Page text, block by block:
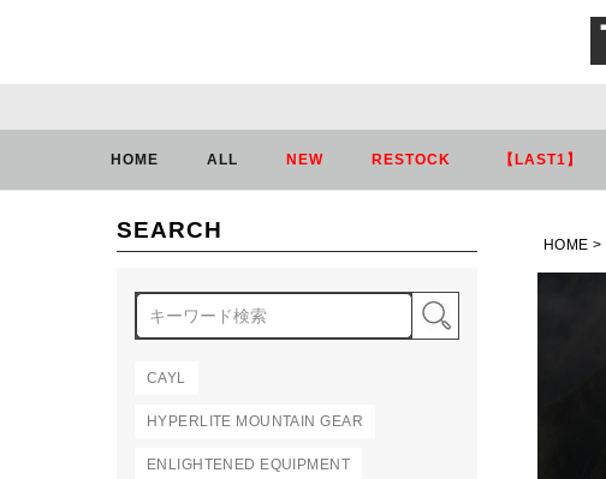
HOME ALL NEW RESTOCK 【LAST1】
SEARCH
CAYL
HYPERLITE MOUNTAIN GEAR
ENLIGHTENED EQUIPMENT
HOME